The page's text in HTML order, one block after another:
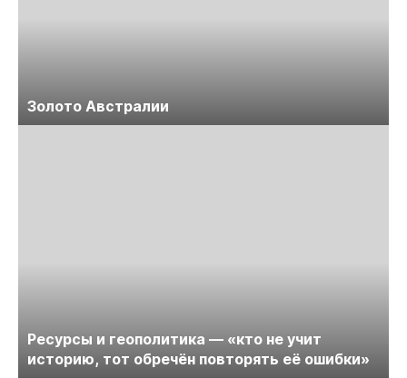
Золото Австралии
Ресурсы и геополитика — «кто не учит
историю, тот обречён повторять её ошибки»